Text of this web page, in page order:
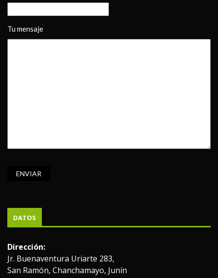
Tu mensaje
DATOS
Dirección:
Jr. Buenaventura Uriarte 283,
San Ramón, Chanchamayo, Junín